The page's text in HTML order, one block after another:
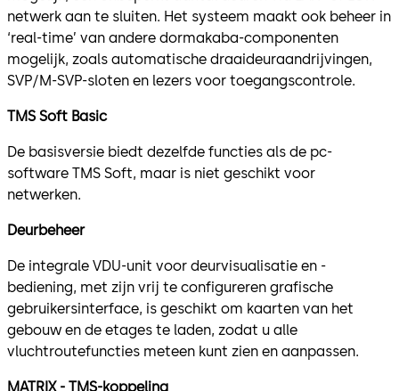
netwerk aan te sluiten. Het systeem maakt ook beheer in
‘real-time’ van andere dormakaba-componenten
mogelijk, zoals automatische draaideuraandrijvingen,
SVP/M-SVP-sloten en lezers voor toegangscontrole.
TMS Soft Basic
De basisversie biedt dezelfde functies als de pc-
software TMS Soft, maar is niet geschikt voor
netwerken.
Deurbeheer
De integrale VDU-unit voor deurvisualisatie en -
bediening, met zijn vrij te configureren grafische
gebruikersinterface, is geschikt om kaarten van het
gebouw en de etages te laden, zodat u alle
vluchtroutefuncties meteen kunt zien en aanpassen.
MATRIX - TMS-koppeling